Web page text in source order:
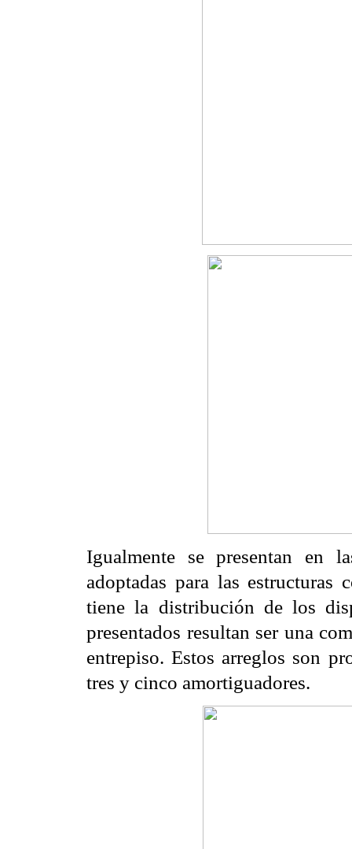
Igualmente se presentan en
adoptadas para las estructuras
tiene la distribución de los
presentados resultan ser una
entrepiso. Estos arreglos son
tres y cinco amortiguadores.